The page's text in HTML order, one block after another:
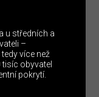
u středních a
–
více než
tisíc obyvatel
pokrytí.